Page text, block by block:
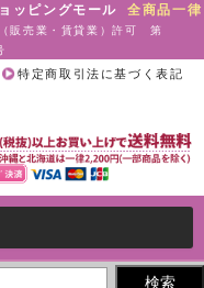
ョッピングモール全商品一律
販売業・賃貸業）許可 第
特定商取引法に基づく表記